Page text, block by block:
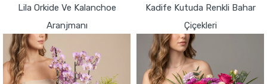
Lila Orkide Ve Kalanchoe
Aranjmanı
Kadife Kutuda Renkli Bahar
Çiçekleri